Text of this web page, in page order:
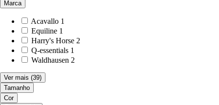
Marca
Acavallo 1
Equiline 1
Harry's Horse 2
Q-essentials 1
Waldhausen 2
Ver mais (39)
Tamanho
Cor